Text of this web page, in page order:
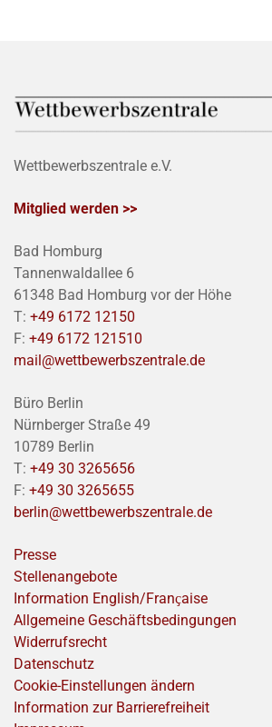
Wettbewerbszentrale e.V.
Mitglied werden >>
Bad Homburg
Tannenwaldallee 6
61348 Bad Homburg vor der Höhe
T: +49 6172 12150
F: +49 6172 121510
mail@wettbewerbszentrale.de
Büro Berlin
Nürnberger Straße 49
10789 Berlin
T: +49 30 3265656
F: +49 30 3265655
berlin@wettbewerbszentrale.de
Presse
Stellenangebote
Information English/Franҫaise
Allgemeine Geschäftsbedingungen
Widerrufsrecht
Datenschutz
Cookie-Einstellungen ändern
Information zur Barrierefreiheit